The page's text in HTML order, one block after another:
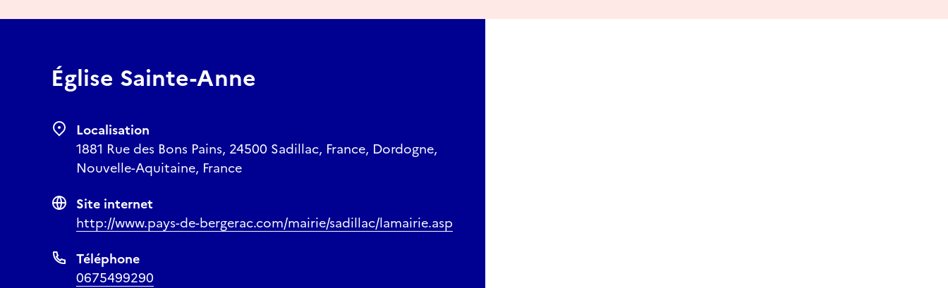
Église Sainte-Anne
Localisation
1881 Rue des Bons Pains, 24500 Sadillac, France, Dordogne,
Nouvelle-Aquitaine, France
Site internet
http://www.pays-de-bergerac.com/mairie/sadillac/lamairie.asp
Téléphone
0675499290